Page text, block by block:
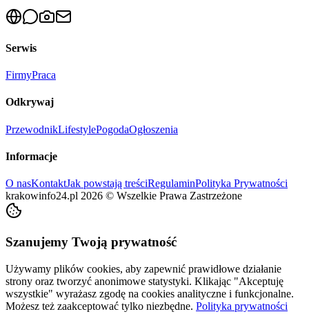
Serwis
FirmyPraca
Odkrywaj
PrzewodnikLifestylePogodaOgłoszenia
Informacje
O nasKontaktJak powstają treściRegulaminPolityka Prywatności
krakowinfo24.pl 2026 © Wszelkie Prawa Zastrzeżone
Szanujemy Twoją prywatność
Używamy plików cookies, aby zapewnić prawidłowe działanie
strony oraz tworzyć anonimowe statystyki. Klikając "Akceptuję
wszystkie" wyrażasz zgodę na cookies analityczne i funkcjonalne.
Możesz też zaakceptować tylko niezbędne. Polityka prywatności